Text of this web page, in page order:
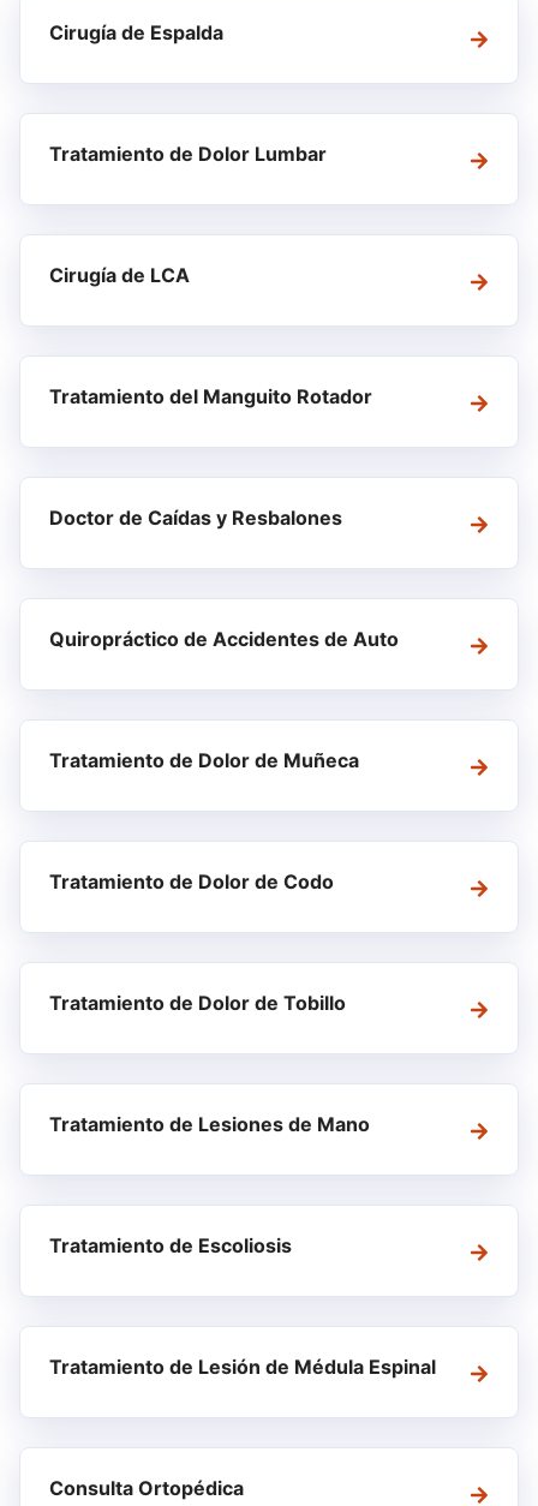
Cirugía de Espalda
Tratamiento de Dolor Lumbar
Cirugía de LCA
Tratamiento del Manguito Rotador
Doctor de Caídas y Resbalones
Quiropráctico de Accidentes de Auto
Tratamiento de Dolor de Muñeca
Tratamiento de Dolor de Codo
Tratamiento de Dolor de Tobillo
Tratamiento de Lesiones de Mano
Tratamiento de Escoliosis
Tratamiento de Lesión de Médula Espinal
Consulta Ortopédica